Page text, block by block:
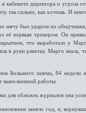
директора и угроза
так сильно, как хочешь. И
был ударом по
её первым тренером. Он
что выработало у
в руки ракетку. Марго знала,
Большого шлема, 84
выполненной работы.
для обложек журналов она
заняло год, и,